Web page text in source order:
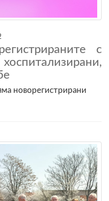
с
новорегистрирани